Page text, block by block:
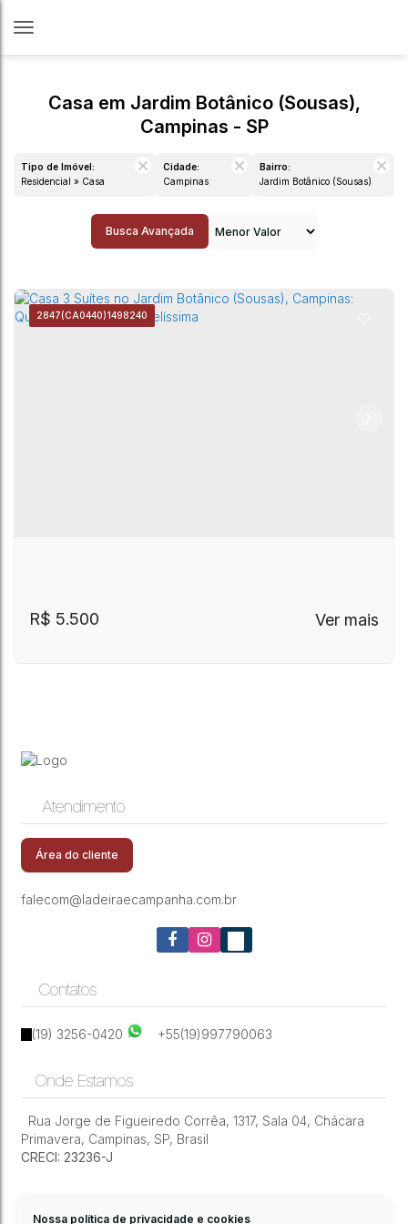
Nossa política de privacidade e cookies
Casa em Jardim Botânico (Sousas),
Campinas - SP
Tipo de Imóvel:
Residencial » Casa
Cidade:
Campinas
Bairro:
Jardim Botânico (Sousas)
Busca Avançada
2847(CA0440)1498240
Casa 3 Suítes no Jardim Botânico (Sousas),
Campinas: Quintal Amplo e Vista Belíssima
R$ 5.500
Jardim Botânico (Sousas) ,Campinas,São Paulo,Brasil
Atendimento
Área do cliente
falecom@ladeiraecampanha.com.br
Contatos
(19) 3256-0420 +55(19)997790063
Onde Estamos
Rua Jorge de Figueiredo Corrêa, 1317, Sala 04, Chácara
Primavera, Campinas, SP, Brasil
CRECI: 23236-J